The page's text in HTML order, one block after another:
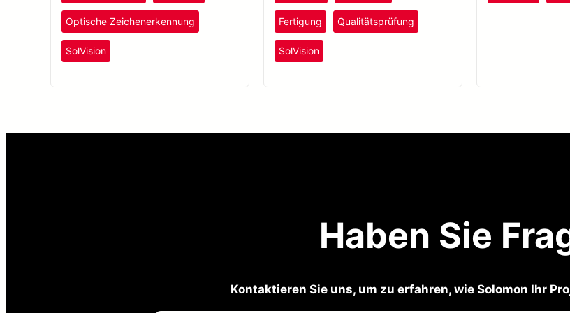
Elektronikprodukten.
Optische Zeichenerkennung
SolVision
Fertigung Qualitätsprüfung
SolVision
Produkte und
Haben Sie
Kontaktieren Sie uns, um zu erfahren, wie Solomon Ihr